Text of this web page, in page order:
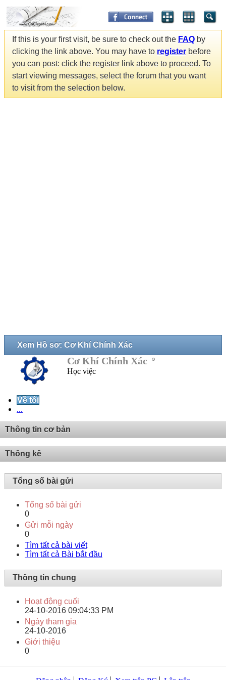
If this is your first visit, be sure to check out the FAQ by
clicking the link above. You may have to register before
you can post: click the register link above to proceed. To
start viewing messages, select the forum that you want
to visit from the selection below.
Xem Hồ sơ: Cơ Khí Chính Xác
Cơ Khí Chính Xác
Học việc
Về tôi
...
Thông tin cơ bản
Thống kê
Tổng số bài gửi
Tổng số bài gửi
0
Gửi mỗi ngày
0
Tìm tất cả bài viết
Tìm tất cả Bài bắt đầu
Thông tin chung
Hoạt động cuối
24-10-2016 09:04:33 PM
Ngày tham gia
24-10-2016
Giới thiệu
0